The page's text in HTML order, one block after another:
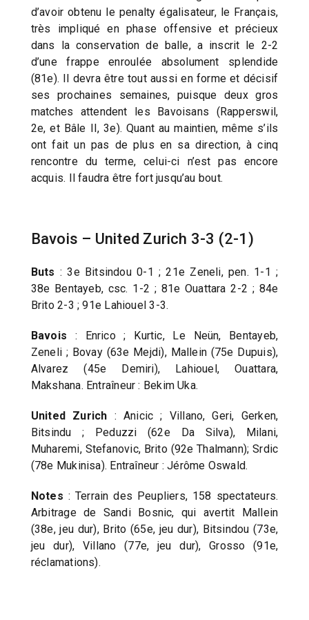
d’avoir obtenu le penalty égalisateur, le Français,
très impliqué en phase offensive et précieux
dans la conservation de balle, a inscrit le 2-2
d’une frappe enroulée absolument splendide
(81e). Il devra être tout aussi en forme et décisif
ses prochaines semaines, puisque deux gros
matches attendent les Bavoisans (Rapperswil,
2e, et Bâle II, 3e). Quant au maintien, même s’ils
ont fait un pas de plus en sa direction, à cinq
rencontre du terme, celui-ci n’est pas encore
acquis. Il faudra être fort jusqu’au bout.
Bavois – United Zurich 3-3 (2-1)
Buts : 3e Bitsindou 0-1 ; 21e Zeneli, pen. 1-1 ;
38e Bentayeb, csc. 1-2 ; 81e Ouattara 2-2 ; 84e
Brito 2-3 ; 91e Lahiouel 3-3.
Bavois : Enrico ; Kurtic, Le Neün, Bentayeb,
Zeneli ; Bovay (63e Mejdi), Mallein (75e Dupuis),
Alvarez (45e Demiri), Lahiouel, Ouattara,
Makshana. Entraîneur : Bekim Uka.
United Zurich : Anicic ; Villano, Geri, Gerken,
Bitsindu ; Peduzzi (62e Da Silva), Milani,
Muharemi, Stefanovic, Brito (92e Thalmann); Srdic
(78e Mukinisa). Entraîneur : Jérôme Oswald.
Notes : Terrain des Peupliers, 158 spectateurs.
Arbitrage de Sandi Bosnic, qui avertit Mallein
(38e, jeu dur), Brito (65e, jeu dur), Bitsindou (73e,
jeu dur), Villano (77e, jeu dur), Grosso (91e,
réclamations).